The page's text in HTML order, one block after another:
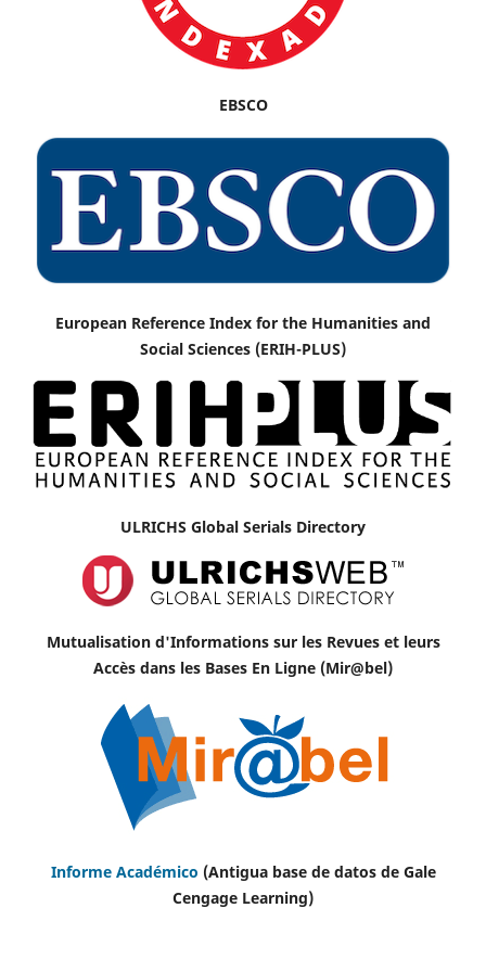
EBSCO
European Reference Index for the Humanities and
Social Sciences (ERIH-PLUS)
ULRICHS Global Serials Directory
Mutualisation d'Informations sur les Revues et leurs
Accès dans les Bases En Ligne (Mir@bel)
Informe Académico (Antigua base de datos de Gale
Cengage Learning)